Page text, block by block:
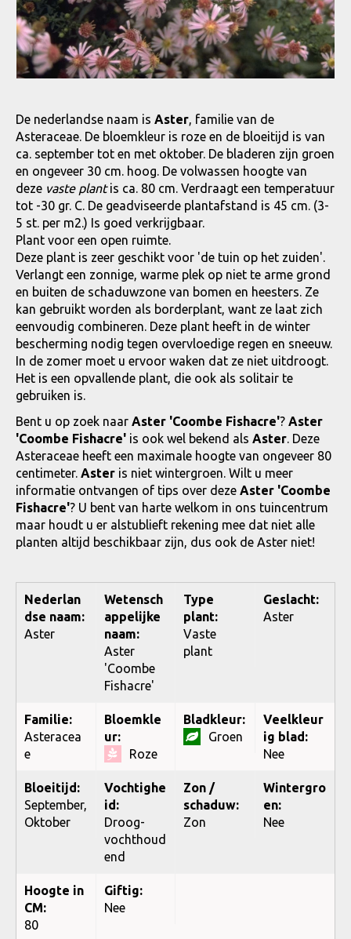
De nederlandse naam is Aster, familie van de
Asteraceae. De bloemkleur is roze en de bloeitijd is van
ca. september tot en met oktober. De bladeren zijn groen
en ongeveer 30 cm. hoog. De volwassen hoogte van
deze vaste plantis ca. 80 cm. Verdraagt een temperatuur
tot -30 gr. C. De geadviseerde plantafstand is 45 cm. (3-
5 st. per m2.) Is goed verkrijgbaar.
Plant voor een open ruimte.
Deze plant is zeer geschikt voor 'de tuin op het zuiden'.
Verlangt een zonnige, warme plek op niet te arme grond
en buiten de schaduwzone van bomen en heesters. Ze
kan gebruikt worden als borderplant, want ze laat zich
eenvoudig combineren. Deze plant heeft in de winter
bescherming nodig tegen overvloedige regen en sneeuw.
In de zomer moet u ervoor waken dat ze niet uitdroogt.
Het is een opvallende plant, die ook als solitair te
gebruiken is.
Bent u op zoek naar Aster 'Coombe Fishacre'? Aster
'Coombe Fishacre' is ook wel bekend als Aster. Deze
Asteraceae heeft een maximale hoogte van ongeveer 80
centimeter. Aster is niet wintergroen. Wilt u meer
informatie ontvangen of tips over deze Aster 'Coombe
Fishacre'? U bent van harte welkom in ons tuincentrum
maar houdt u er alstublieft rekening mee dat niet alle
planten altijd beschikbaar zijn, dus ook de Aster niet!
Nederlan
dse naam:
Aster
Wetensch
appelijke
naam:
Aster
'Coombe
Fishacre'
Type
plant:
Vaste
plant
Geslacht:
Aster
Familie:
Asteracea
e
Bloemkle
ur:
Roze
Bladkleur:
Groen
Veelkleur
ig blad:
Nee
Bloeitijd:
September,
Oktober
Vochtighe
id:
Droog-
vochthoud
end
Zon /
schaduw:
Zon
Wintergro
en:
Nee
Hoogte in
CM:
80
Giftig:
Nee